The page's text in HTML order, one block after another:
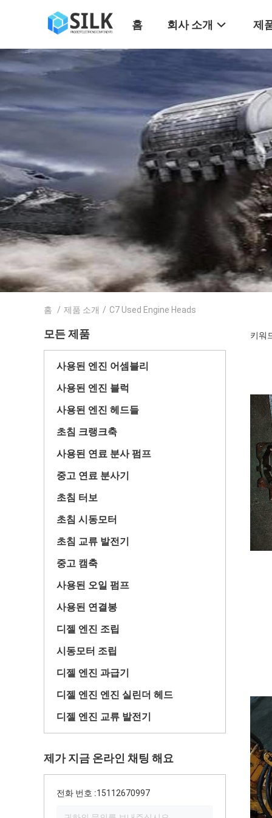
홈 회사 소개 제
홈 / 제품 소개 / C7 Used Engine Heads
모든 제품
사용된 엔진 어셈블리
사용된 엔진 블럭
사용된 엔진 헤드들
초침 크랭크축
사용된 연료 분사 펌프
중고 연료 분사기
초침 터보
초침 시동모터
초침 교류 발전기
중고 캠축
사용된 오일 펌프
사용된 연결봉
디젤 엔진 조립
시동모터 조립
디젤 엔진 과급기
디젤 엔진 엔진 실린더 헤드
디젤 엔진 교류 발전기
제가 지금 온라인 채팅 해요
전화 번호 :15112670997
키워